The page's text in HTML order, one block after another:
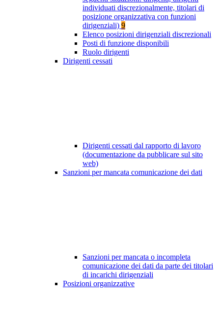
individuati discrezionalmente, titolari di
posizione organizzativa con funzioni
dirigenziali) 9
Elenco posizioni dirigenziali discrezionali
Posti di funzione disponibili
Ruolo dirigenti
Dirigenti cessati
Dirigenti cessati dal rapporto di lavoro
(documentazione da pubblicare sul sito
web)
Sanzioni per mancata comunicazione dei dati
Sanzioni per mancata o incompleta
comunicazione dei dati da parte dei titolari
di incarichi dirigenziali
Posizioni organizzative